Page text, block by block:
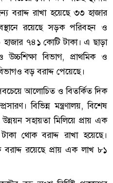
বরাদ্দ রাখা হয়েছে ৩৩ হাজার
রয়েছে সড়ক পরিবহন ও
৭৪১ কোটি টাকা। এ ছাড়া
উচ্চশিক্ষা বিভাগ, প্রাথমিক ও
বড় বরাদ্দ পেয়েছে।
আলোচিত ও বিতর্কিত দিক
বিভিন্ন মন্ত্রণালয়, বিশেষ
সহায়তা মিলিয়ে প্রায় এক
থোক বরাদ্দ রাখা হয়েছে।
বরাদ্দ রয়েছে প্রায় এক লাখ ৮১